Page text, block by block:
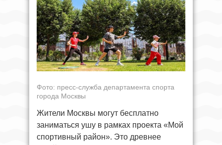
Фото: пресс-служба департамента спорта
города Москвы
Жители Москвы могут бесплатно
заниматься ушу в рамках проекта «Мой
спортивный район». Это древнее